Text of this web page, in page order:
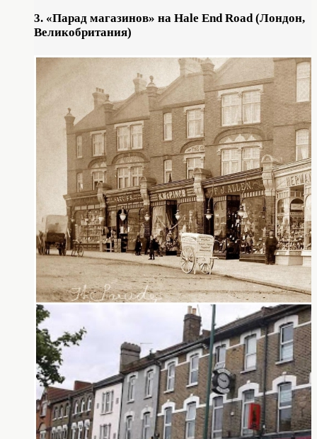
3. «Парад магазинов» на Hale End Road (Лондон,
Великобритания)